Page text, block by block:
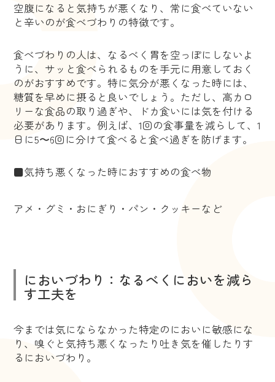
空腹になると気持ちが悪くなり、常に食べていない
と辛いのが食べづわりの特徴です。
食べづわりの人は、なるべく胃を空っぽにしないよ
うに、サッと食べられるものを手元に用意しておく
のがおすすめです。特に気分が悪くなった時には、
糖質を早めに摂ると良いでしょう。ただし、高カロ
リーな食品の取り過ぎや、ドカ食いには気を付ける
必要があります。例えば、1回の食事量を減らして、1
日に5〜6回に分けて食べると食べ過ぎを防げます。
■気持ち悪くなった時におすすめの食べ物
アメ・グミ・おにぎり・パン・クッキーなど
においづわり：なるべくにおいを減ら
す工夫を
今までは気にならなかった特定のにおいに敏感にな
り、嗅ぐと気持ち悪くなったり吐き気を催したりす
るにおいづわり。